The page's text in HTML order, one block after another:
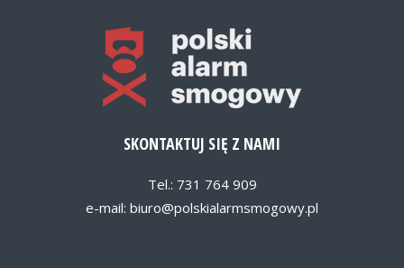
SKONTAKTUJ SIĘ Z NAMI
Tel.: 731 764 909
e-mail: biuro@polskialarmsmogowy.pl